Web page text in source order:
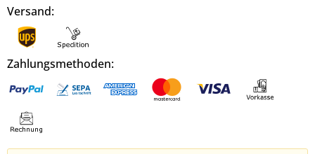
Versand:
Zahlungsmethoden: